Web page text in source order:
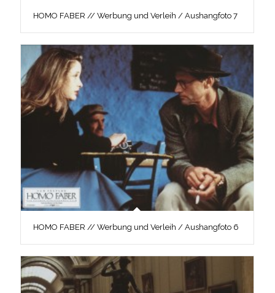
HOMO FABER // Werbung und Verleih / Aushangfoto 7
HOMO FABER // Werbung und Verleih / Aushangfoto 6